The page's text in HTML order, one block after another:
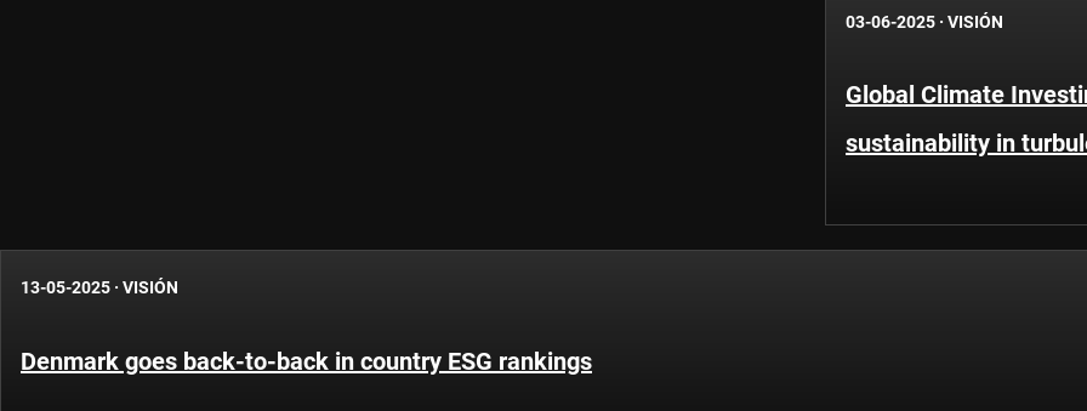
03-06-2025 · VISIÓN
Global Climate
sustainability in
13-05-2025 · VISIÓN
Denmark goes back-to-back in country ESG rankings